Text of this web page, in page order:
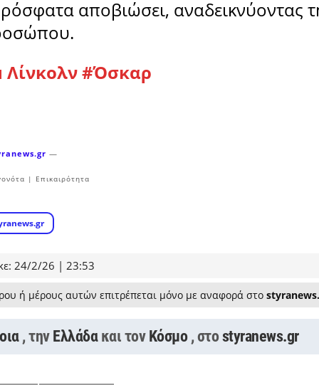
αποβιώσει, αναδεικνύοντας
#Όσκαρ
—
| Επικαιρότητα
24/2/26 | 23:53
ή μέρους αυτών επιτρέπεται μόνο με αναφορά στο
, την Ελλάδα και τον Κόσμο , στο styranews.gr